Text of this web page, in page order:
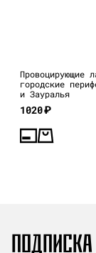
Провоцирующие
городские
и Зауралья
1020₽